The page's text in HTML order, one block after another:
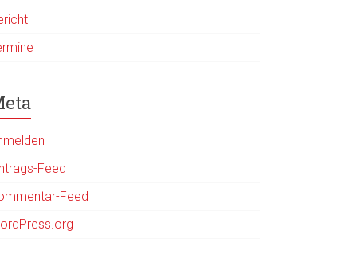
Feed
Feed